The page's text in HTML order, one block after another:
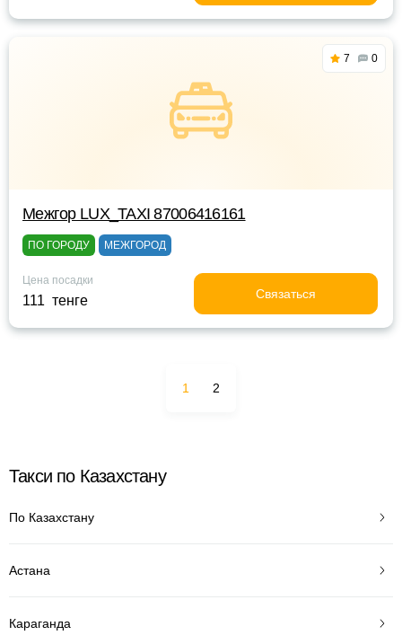
7 0
Межгор LUX_TAXI 87006416161
ПО ГОРОДУ МЕЖГОРОД
Цена посадки
111 тенге Связаться
1 2
Такси по Казахстану
По Казахстану
Астана
Караганда